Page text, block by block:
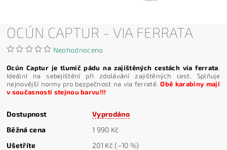
OCÚN CAPTUR - VIA FERRATA
Neohodnoceno
Ocún Captur je tlumič pádu na zajištěných cestách via ferrata.
Ideální na sebejištění při zdolávání zajištěných cest. Splňuje
nejnovější normy pro bezpečnost na via ferratě.Obě karabiny mají
v současnosti stejnou barvu!!!
Dostupnost
Vyprodáno
Běžná cena
1 990 Kč
Ušetříte
201 Kč(–10 %)